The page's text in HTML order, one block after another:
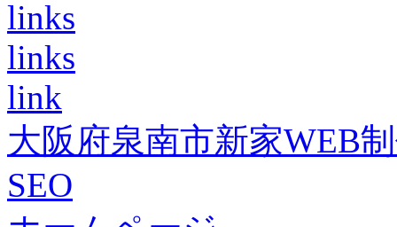
links
links
link
大阪府泉南市新家WEB
SEO